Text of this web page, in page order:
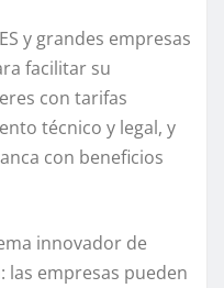
y grandes empresas
facilitar su
con tarifas
técnico y legal, y
con beneficios
innovador de
empresas pueden